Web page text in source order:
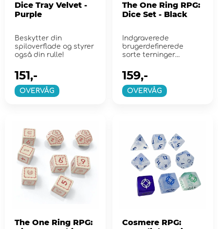
Dice Tray Velvet -
Purple
Beskytter din
spiloverflade og styrer
også din rulle!
OVERVÅG
151,-
The One Ring RPG:
Dice Set - Black
Indgraverede
brugerdefinerede
sorte terninger
Ring-rollespil.
OVERVÅG
159,-
The One Ring RPG:
Cosmere RPG: